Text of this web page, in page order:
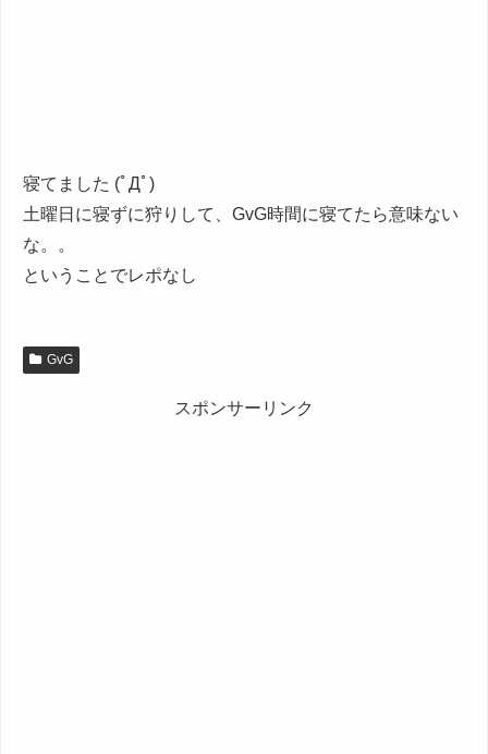
寝てました (ﾟДﾟ)
土曜日に寝ずに狩りして、GvG時間に寝てたら意味ない
な。。
ということでレポなし
GvG
スポンサーリンク